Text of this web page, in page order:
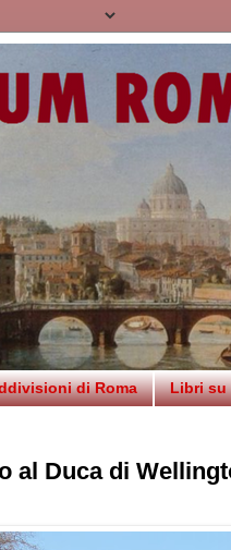
di Roma Libri su
al Duca di